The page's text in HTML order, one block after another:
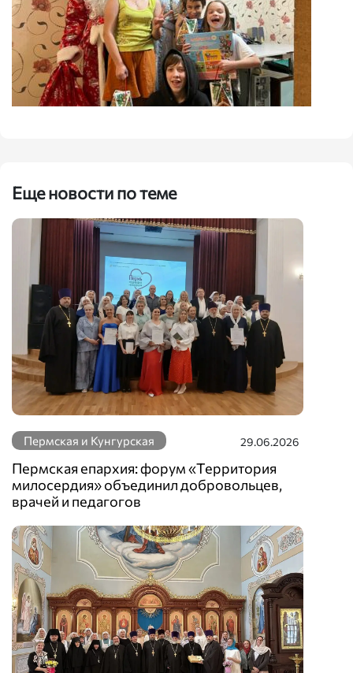
Еще новости по теме
Пермская и Кунгурская 29.06.2026
Пермская епархия: форум «Территория
милосердия» объединил добровольцев,
врачей и педагогов